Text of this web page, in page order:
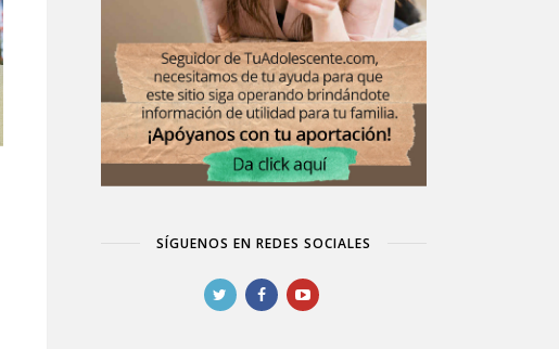
SÍGUENOS EN REDES SOCIALES